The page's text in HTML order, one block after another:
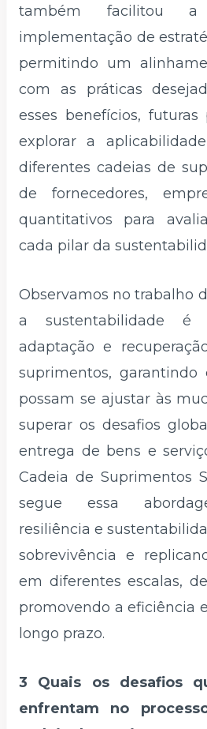
também facilitou a
implementação de
permitindo um
com as práticas
esses benefícios, futuras
explorar a
diferentes cadeias de
de fornecedores,
quantitativos para
cada pilar da
Observamos no trabalho
a sustentabilidade
adaptação e
suprimentos, garantindo
possam se ajustar às
superar os desafios
entrega de bens e
Cadeia de Suprimentos
segue essa
resiliência e
sobrevivência e
em diferentes escalas,
promovendo a eficiência
longo prazo.
3 Quais os desafios
enfrentam no